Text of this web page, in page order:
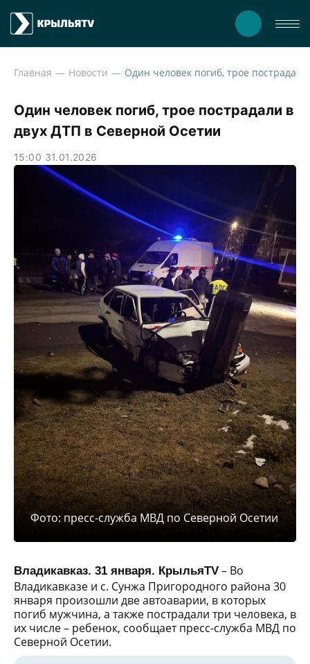
Главная Новости
Один человек погиб, трое пострадали в
двух ДТП в Северной Осетии
15:00 31.01.2026
Фото: пресс-служба МВД по Северной Осетии
Владикавказ. 31 января. КрыльяTV – Во
Владикавказе и с. Сунжа Пригородного района 30
января произошли две автоаварии, в которых
погиб мужчина, а также пострадали три человека, в
их числе – ребенок, сообщает пресс-служба МВД по
Северной Осетии.